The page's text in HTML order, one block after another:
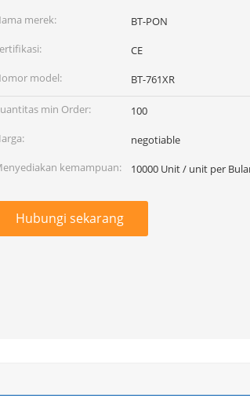
merek:
BT-PON
CE
model:
BT-761XR
min Order:
100
negotiable
kemampuan:
10000 Unit / unit per
Hubungi sekarang